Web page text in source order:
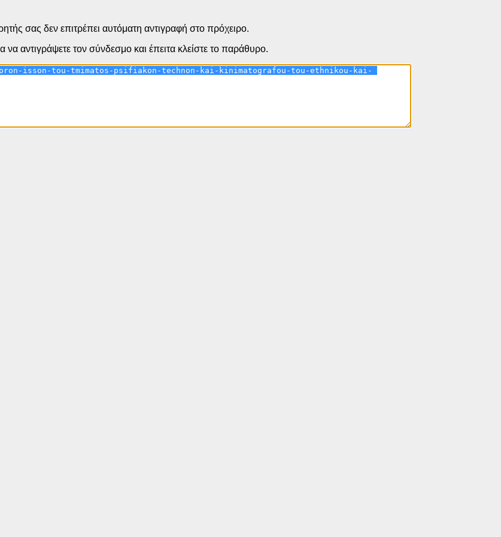
σας δεν επιτρέπει αυτόματη αντιγραφή στο πρόχειρο.
να αντιγράψετε τον σύνδεσμο και έπειτα κλείστε το παράθυρο.